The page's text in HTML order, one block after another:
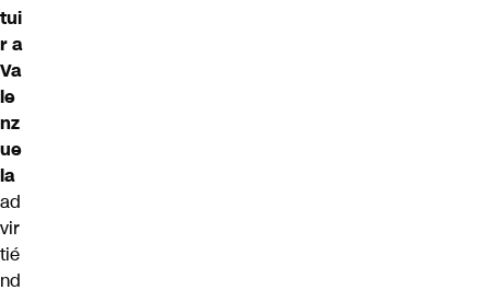
tui
r a
Va
le
nz
ue
la
ad
vir
tié
nd